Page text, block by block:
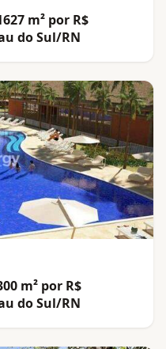
m² por R$
do Sul/RN
m² por R$
do Sul/RN